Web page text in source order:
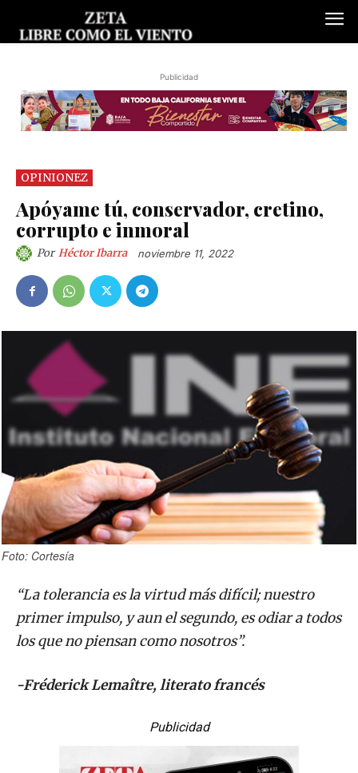
Publicidad
OPINIONEZ
Apóyame tú, conservador, cretino,
corrupto e inmoral
Por Héctor Ibarra noviembre 11, 2022
Foto: Cortesía
“La tolerancia es la virtud más difícil; nuestro
primer impulso, y aun el segundo, es odiar a todos
los que no piensan como nosotros”.
-Fréderick Lemaître, literato francés
Publicidad